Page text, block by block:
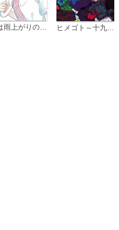
恋は雨上がりのように